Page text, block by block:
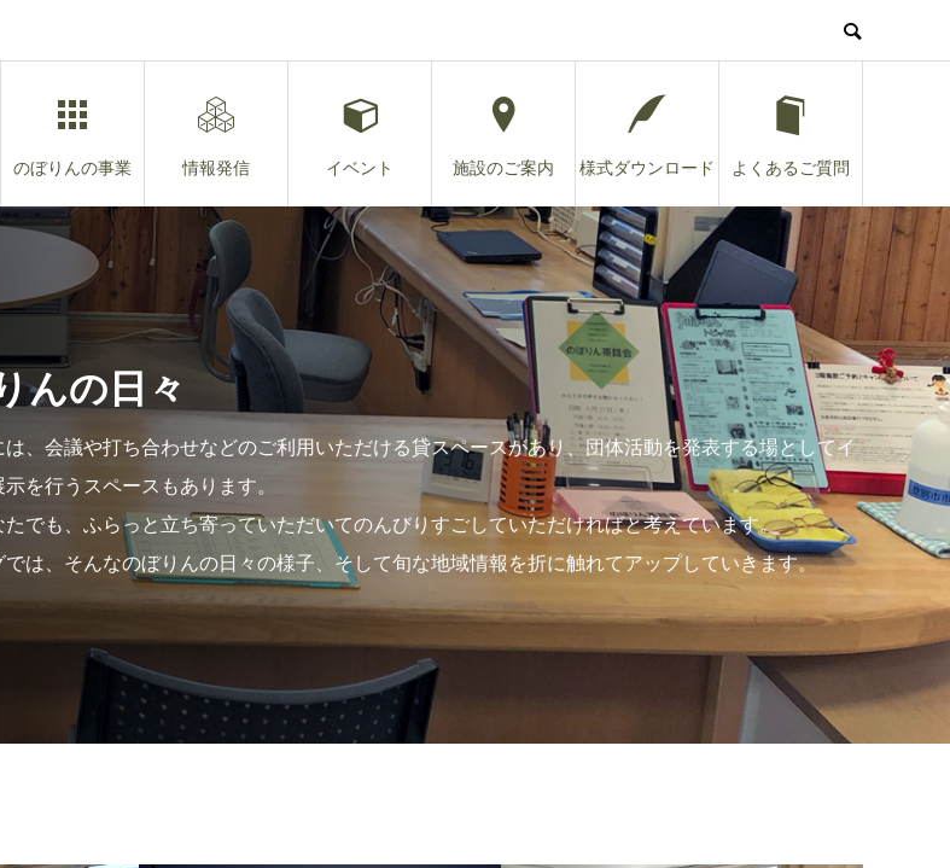
のぼりんの事業 情報発信 イベント 施設のご案内 様式ダウンロード よくあるご質問
んの日々
、会議や打ち合わせなどのご利用いただける貸スペースがあり、団体活動を発表する場としてイ
を行うスペースもあります。
たでも、ふらっと立ち寄っていただいてのんびりすごしていただければと考えています。
では、そんなのぼりんの日々の様子、そして旬な地域情報を折に触れてアップしていきます。